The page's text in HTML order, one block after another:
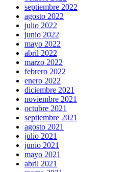
septiembre 2022
agosto 2022
julio 2022
junio 2022
mayo 2022
abril 2022
marzo 2022
febrero 2022
enero 2022
diciembre 2021
noviembre 2021
octubre 2021
septiembre 2021
agosto 2021
julio 2021
junio 2021
mayo 2021
abril 2021